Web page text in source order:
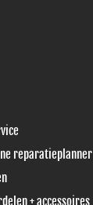
reparatieplanner
+ accessoires